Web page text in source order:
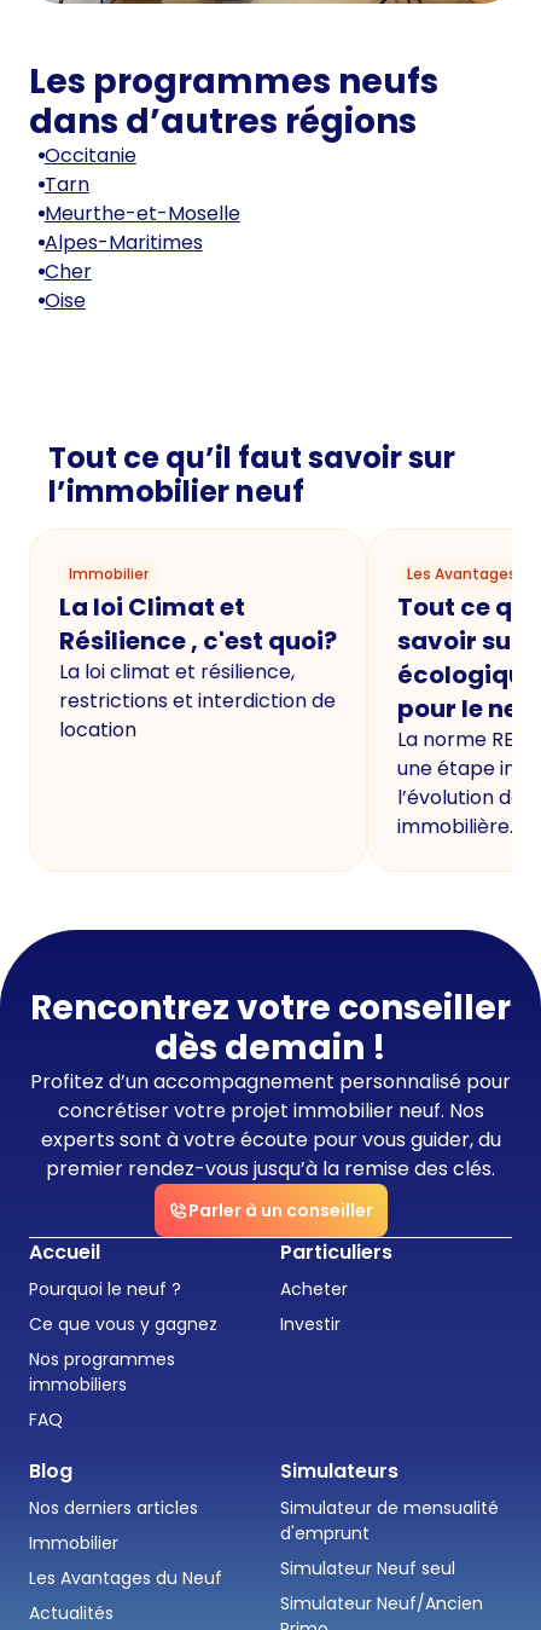
Les programmes neufs
dans d’autres régions
Occitanie
Tarn
Meurthe-et-Moselle
Alpes-Maritimes
Cher
Oise
Tout ce qu’il faut savoir sur
l’immobilier neuf
Immobilier
La loi Climat et
Résilience , c'est quoi?
La loi climat et résilience,
restrictions et interdiction de
location
Les Avantages
Tout ce
savoir sur
écologique
pour le
La norme
une étape
l’évolution de
immobilière.
Rencontrez votre conseiller
dès demain !
Profitez d’un accompagnement personnalisé pour
concrétiser votre projet immobilier neuf. Nos
experts sont à votre écoute pour vous guider, du
premier rendez-vous jusqu’à la remise des clés.
Parler à un conseiller
Accueil
Pourquoi le neuf ?
Ce que vous y gagnez
Nos programmes
immobiliers
FAQ
Particuliers
Acheter
Investir
Blog
Nos derniers articles
Immobilier
Les Avantages du Neuf
Actualités
Simulateurs
Simulateur de mensualité
d'emprunt
Simulateur Neuf seul
Simulateur Neuf/Ancien